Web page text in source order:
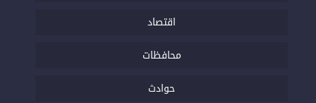
اقتصاد
محافظات
حوادث